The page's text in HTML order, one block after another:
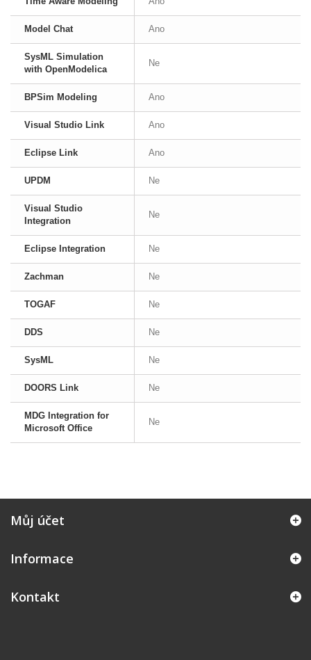
Model Chat Ano
SysML Simulation
with OpenModelica
Ne
BPSim Modeling Ano
Visual Studio Link Ano
Eclipse Link Ano
UPDM Ne
Visual Studio
Integration
Ne
Eclipse Integration Ne
Zachman Ne
TOGAF Ne
DDS Ne
SysML Ne
DOORS Link Ne
MDG Integration for
Microsoft Office
Ne
Můj účet
Informace
Kontakt